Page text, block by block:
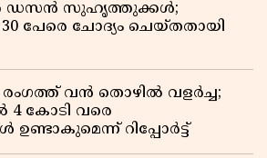
ഡസൻ സുഹൃത്തുക്കൾ;
30 പേരെ ചോദ്യം ചെയ്തതായി
രംഗത്ത് വൻ തൊഴിൽ വളർച്ച;
4 കോടി വരെ
റിപ്പോർട്ട്